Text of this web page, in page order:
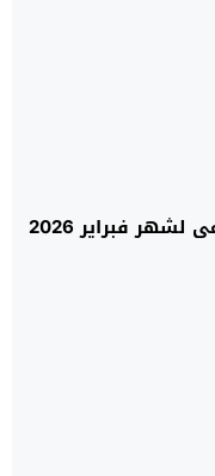
فبراير 2026